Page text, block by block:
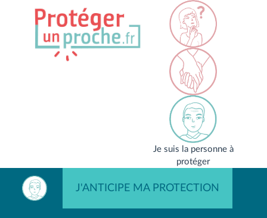
Je suis la personne à
protéger
J'ANTICIPE MA PROTECTION